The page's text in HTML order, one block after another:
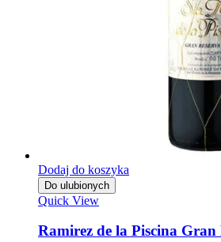
Dodaj do koszyka
Do ulubionych
Quick View
Ramirez de la Piscina Gran